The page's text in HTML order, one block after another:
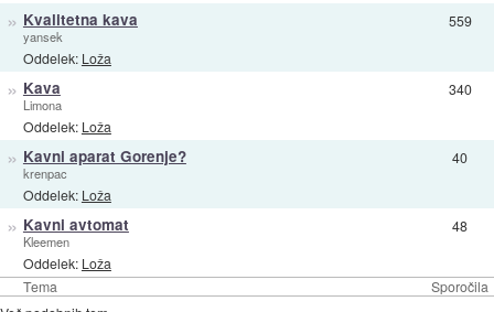
Tema Sporočila
» Kvalitetna kava
yansek
Oddelek: Loža
559
» Kava
Limona
Oddelek: Loža
340
» Kavni aparat Gorenje?
krenpac
Oddelek: Loža
40
» Kavni avtomat
Kleemen
Oddelek: Loža
48